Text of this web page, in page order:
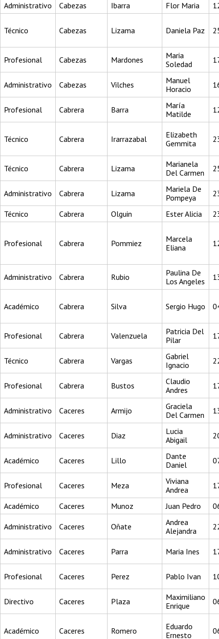
Administrativo Cabezas Ibarra Flor Maria
Técnico Cabezas Lizama Daniela Paz
Profesional Cabezas Mardones
Maria
Soledad
Administrativo Cabezas Vilches
Manuel
Horacio
Profesional Cabrera Barra
María
Matilde
Técnico Cabrera Irarrazabal
Elizabeth
Gemmita
Técnico Cabrera Lizama
Marianela
Del Carmen
Administrativo Cabrera Lizama
Mariela De
Pompeya
Técnico Cabrera Olguin Ester Alicia
Profesional Cabrera Pommiez
Marcela
Eliana
Administrativo Cabrera Rubio
Paulina De
Los Angeles
Académico Cabrera Silva Sergio Hugo
Profesional Cabrera Valenzuela
Patricia Del
Pilar
Técnico Cabrera Vargas
Gabriel
Ignacio
Profesional Cabrera Bustos
Claudio
Andres
Administrativo Caceres Armijo
Graciela
Del Carmen
Administrativo Caceres Diaz
Lucia
Abigail
Académico Caceres Lillo
Dante
Daniel
Profesional Caceres Meza
Viviana
Andrea
Académico Caceres Munoz Juan Pedro
Administrativo Caceres Oñate
Andrea
Alejandra
Administrativo Caceres Parra Maria Ines
Profesional Caceres Perez Pablo Ivan
Directivo Caceres Plaza
Maximiliano
Enrique
Académico Caceres Romero
Eduardo
Ernesto